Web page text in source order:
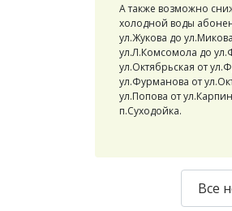
А также возможно
холодной воды
ул.Жукова до
ул.Л.Комсомола до
ул.Октябрьская от
ул.Фурманова от
ул.Попова от
п.Суходойка.
Все